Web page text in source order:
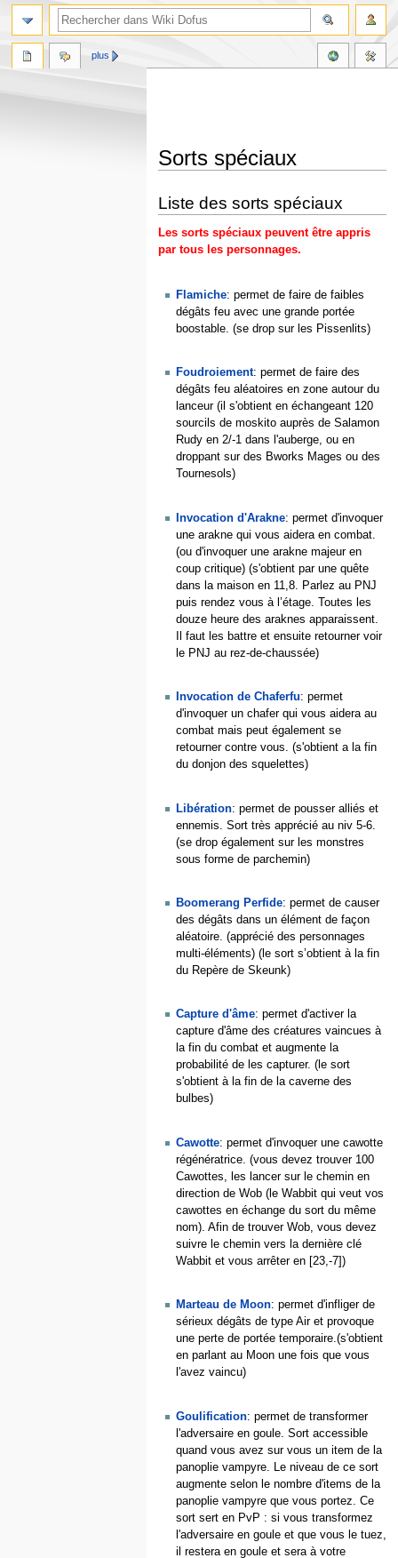
Sorts spéciaux
à
la
navigation
à
la
recherche
Liste des sorts spéciaux
Les sorts spéciaux peuvent être appris
par tous les personnages.
Flamiche: permet de faire de faibles
dégâts feu avec une grande portée
boostable. (se drop sur les Pissenlits)
Foudroiement: permet de faire des
dégâts feu aléatoires en zone autour du
lanceur (il s'obtient en échangeant 120
sourcils de moskito auprès de Salamon
Rudy en 2/-1 dans l'auberge, ou en
droppant sur des Bworks Mages ou des
Tournesols)
Invocation d'Arakne: permet d'invoquer
une arakne qui vous aidera en combat.
(ou d'invoquer une arakne majeur en
coup critique) (s'obtient par une quête
dans la maison en 11,8. Parlez au PNJ
puis rendez vous à l’étage. Toutes les
douze heure des araknes apparaissent.
Il faut les battre et ensuite retourner voir
le PNJ au rez-de-chaussée)
Invocation de Chaferfu: permet
d'invoquer un chafer qui vous aidera au
combat mais peut également se
retourner contre vous. (s'obtient a la fin
du donjon des squelettes)
Libération: permet de pousser alliés et
ennemis. Sort très apprécié au niv 5-6.
(se drop également sur les monstres
sous forme de parchemin)
Boomerang Perfide: permet de causer
des dégâts dans un élément de façon
aléatoire. (apprécié des personnages
multi-éléments) (le sort s’obtient à la fin
du Repère de Skeunk)
Capture d'âme: permet d'activer la
capture d'âme des créatures vaincues à
la fin du combat et augmente la
probabilité de les capturer. (le sort
s'obtient à la fin de la caverne des
bulbes)
Cawotte: permet d'invoquer une cawotte
régénératrice. (vous devez trouver 100
Cawottes, les lancer sur le chemin en
direction de Wob (le Wabbit qui veut vos
cawottes en échange du sort du même
nom). Afin de trouver Wob, vous devez
suivre le chemin vers la dernière clé
Wabbit et vous arrêter en [23,-7])
Marteau de Moon: permet d'infliger de
sérieux dégâts de type Air et provoque
une perte de portée temporaire.(s'obtient
en parlant au Moon une fois que vous
l'avez vaincu)
Goulification: permet de transformer
l'adversaire en goule. Sort accessible
quand vous avez sur vous un item de la
panoplie vampyre. Le niveau de ce sort
augmente selon le nombre d'items de la
panoplie vampyre que vous portez. Ce
sort sert en PvP : si vous transformez
l'adversaire en goule et que vous le tuez,
il restera en goule et sera à votre
plus